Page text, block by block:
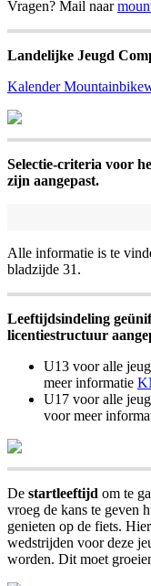
Vragen? Mail naar
Landelijke Jeugd
Kalender
Selectie-criteria voor
zijn aangepast.
Alle informatie is te
bladzijde 31.
Leeftijdsindeling
licentiestructuur
U13 voor alle
meer informatie
U17 voor alle
voor meer
De startleeftijd om te
vroeg de kans te geven
genieten op de fiets.
wedstrijden voor deze
worden. Dit moet